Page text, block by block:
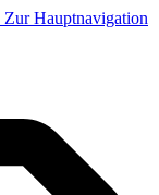
Zur Hauptnavigation